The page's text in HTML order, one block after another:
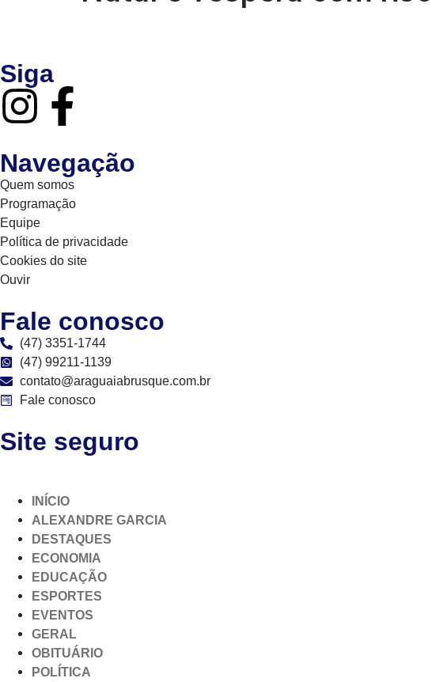
Siga
Navegação
Quem somos
Programação
Equipe
Política de privacidade
Cookies do site
Ouvir
Fale conosco
(47) 3351-1744
(47) 99211-1139
contato@araguaiabrusque.com.br
Fale conosco
Site seguro
INÍCIO
ALEXANDRE GARCIA
DESTAQUES
ECONOMIA
EDUCAÇÃO
ESPORTES
EVENTOS
GERAL
OBITUÁRIO
POLÍTICA